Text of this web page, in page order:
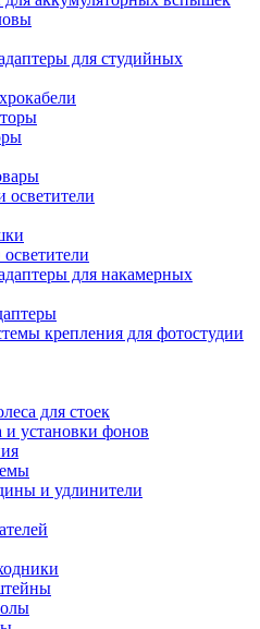
для студийных
для накамерных
крепления для фотостудии
для стоек
установки фонов
и удлинители